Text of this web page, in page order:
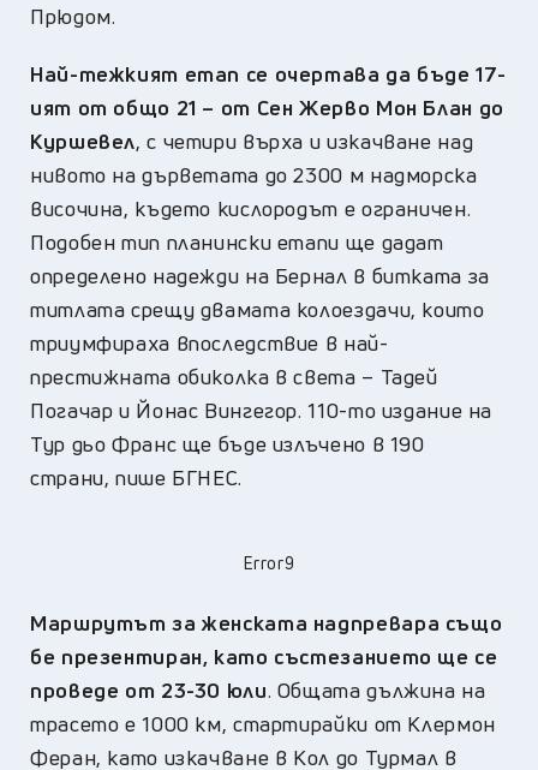
Прюдом.
Най-тежкият етап се очертава да бъде 17-
ият от общо 21 – от Сен Жерво Мон Блан до
Куршевел, с четири върха и изкачване над
нивото на дърветата до 2300 м надморска
височина, където кислородът е ограничен.
Подобен тип планински етапи ще дадат
определено надежди на Бернал в битката за
титлата срещу двамата колоездачи, които
триумфираха впоследствие в най-
престижната обиколка в света – Тадей
Погачар и Йонас Вингегор. 110-то издание на
Тур дьо Франс ще бъде излъчено в 190
страни, пише БГНЕС.
Error9
Маршрутът за женската надпревара също
бе презентиран, като състезанието ще се
проведе от 23-30 юли. Общата дължина на
трасето е 1000 км, стартирайки от Клермон
Феран, като изкачване в Кол до Турмал в